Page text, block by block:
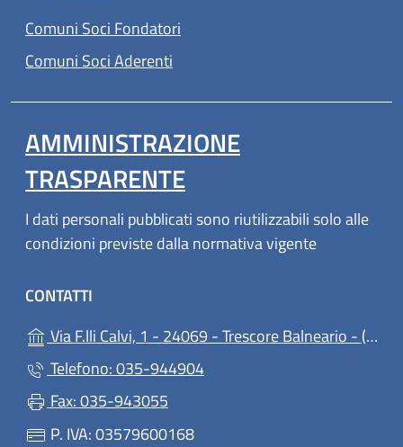
Comuni Soci Fondatori
Comuni Soci Aderenti
AMMINISTRAZIONE
TRASPARENTE
I dati personali pubblicati sono riutilizzabili solo alle
condizioni previste dalla normativa vigente
CONTATTI
Via F.lli Calvi, 1 - 24069 - Trescore Balneario - (BG)
Telefono: 035-944904
Fax: 035-943055
P. IVA: 03579600168